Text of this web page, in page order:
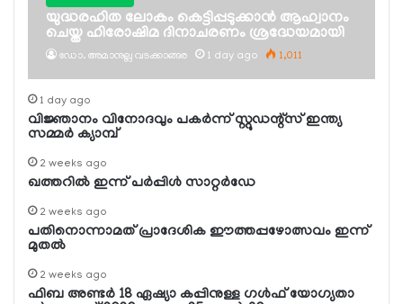
യുദ്ധരഹിത ലോകം കെട്ടിപ്പടുക്കാന്‍ ആഹ്വാനം
ചെയ്ത ഹിരോഷിമ ദിനാചരണം ശ്രദ്ധേയമായി
ഡോ. അമാനുല്ല വടക്കാങ്ങര 1 day ago 1,011
1 day ago
വിജ്ഞാനം വിനോദവും പകര്‍ന്ന് സ്റ്റുഡന്റ്‌സ് ഇന്ത്യ
സമ്മര്‍ ക്യാമ്പ്
2 weeks ago
ഖത്തറില്‍ ഇന്ന് പര്‍പ്പിള്‍ സാറ്റര്‍ഡേ
2 weeks ago
പതിനൊന്നാമത് പ്രാദേശിക ഈത്തപ്പഴോത്സവം ഇന്ന്
മുതല്‍
2 weeks ago
ഫിബ അണ്ടര്‍ 18 ഏഷ്യാ കപ്പിനുള്ള ഗള്‍ഫ് യോഗ്യതാ